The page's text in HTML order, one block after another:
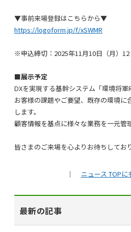
▼事前来場登録はこちらから▼
https://logoform.jp/f/xSWMR
※申込締切：2025年11月10日（月）12
■展示予定
DXを実現する基幹システム「環境将軍
お客様の課題やご要望、既存の環境に
します。
顧客情報を基点に様々な業務を一元管
皆さまのご来場を心よりお待ちしてお
｜ ニュース TOPに
最新の記事